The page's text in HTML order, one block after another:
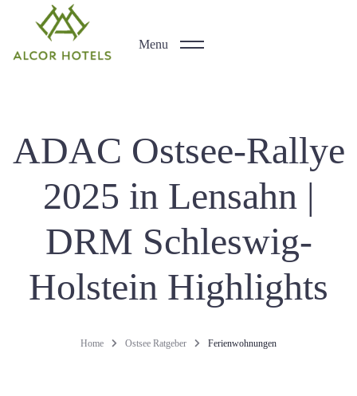
Menu
ADAC Ostsee-Rallye
2025 in Lensahn |
DRM Schleswig-
Holstein Highlights
Home Ostsee Ratgeber Ferienwohnungen